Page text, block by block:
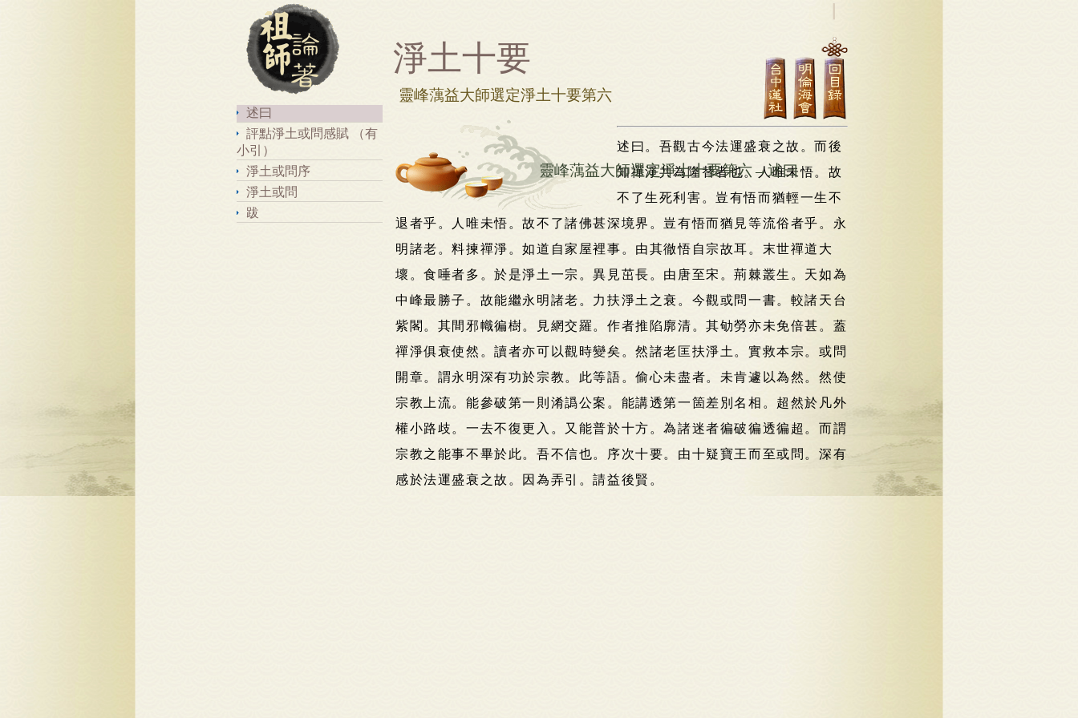
淨土十要
靈峰蕅益大師選定淨土十要第六
述曰
評點淨土或問感賦 （有
小引）
淨土或問序
淨土或問
跋
靈峰蕅益大師選定淨土十要第六→述曰
述曰。吾觀古今法運盛衰之故。而後
知禪淨共為隆替者也。人唯未悟。故
不了生死利害。豈有悟而猶輕一生不
退者乎。人唯未悟。故不了諸佛甚深境界。豈有悟而猶見等流俗者乎。永
明諸老。料揀禪淨。如道自家屋裡事。由其徹悟自宗故耳。末世禪道大
壞。食唾者多。於是淨土一宗。異見茁長。由唐至宋。荊棘叢生。天如為
中峰最勝子。故能繼永明諸老。力扶淨土之衰。今觀或問一書。較諸天台
紫閣。其間邪幟徧樹。見網交羅。作者推陷廓清。其劬勞亦未免倍甚。蓋
禪淨俱衰使然。讀者亦可以觀時變矣。然諸老匡扶淨土。實救本宗。或問
開章。謂永明深有功於宗教。此等語。偷心未盡者。未肯遽以為然。然使
宗教上流。能參破第一則淆譌公案。能講透第一箇差別名相。超然於凡外
權小路歧。一去不復更入。又能普於十方。為諸迷者徧破徧透徧超。而謂
宗教之能事不畢於此。吾不信也。序次十要。由十疑寶王而至或問。深有
感於法運盛衰之故。因為弄引。請益後賢。